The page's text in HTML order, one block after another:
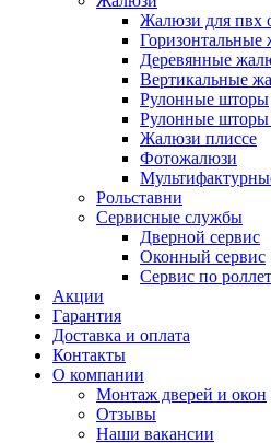
Жалюзи для пвх
Горизонтальные
Деревянные
Вертикальные
Рулонные шторы
Рулонные шторы
Жалюзи плиссе
Фотожалюзи
Рольставни
Сервисные службы
Дверной сервис
Оконный сервис
Сервис по
Акции
Гарантия
Доставка и оплата
Контакты
О компании
Монтаж дверей и окон
Отзывы
Наши вакансии